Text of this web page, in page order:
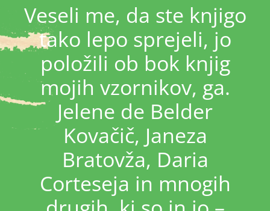
Veseli me, da ste knjigo
tako lepo sprejeli, jo
položili ob bok knjig
mojih vzornikov, ga.
Jelene de Belder
Kovačič, Janeza
Bratovža, Daria
Corteseja in mnogih